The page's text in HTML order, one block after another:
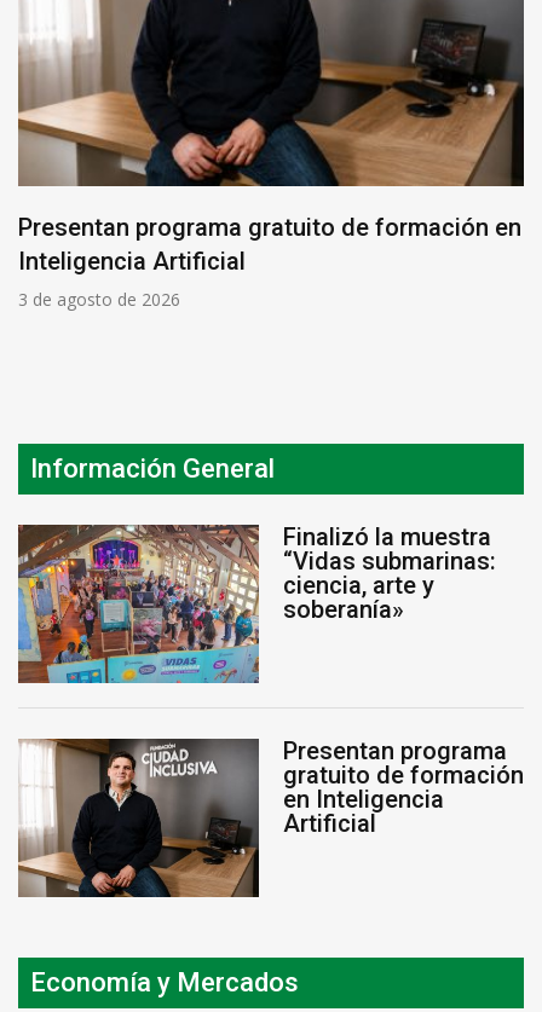
Presentan programa gratuito de formación en
Inteligencia Artificial
3 de agosto de 2026
Información General
Finalizó la muestra
“Vidas submarinas:
ciencia, arte y
soberanía»
Presentan programa
gratuito de formación
en Inteligencia
Artificial
Economía y Mercados